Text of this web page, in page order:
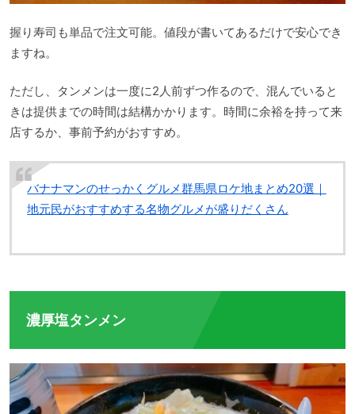
握り寿司も単品で注文可能。値段が書いてあるだけで安心でき
ますね。
ただし、タンメンは一度に2人前ずつ作るので、混んでいると
きは提供までの時間は結構かかります。時間に余裕を持って来
店するか、事前予約がおすすめ。
バナナマンのせっかくグルメ群馬県ロケ地まとめ20選｜
地元民がおすすめする名物グルメが盛りだくさん
濃厚塩タンメン